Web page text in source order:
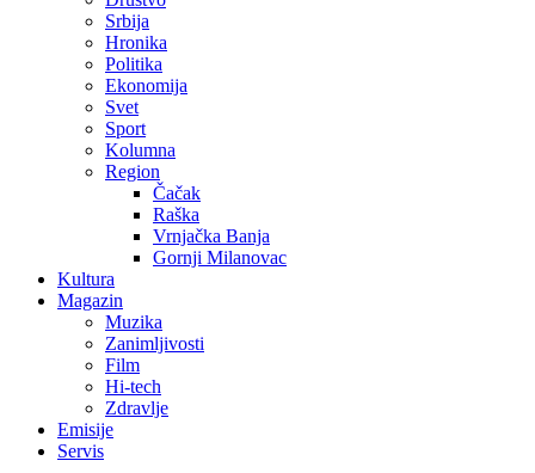
Srbija
Hronika
Politika
Ekonomija
Svet
Sport
Kolumna
Region
Čačak
Raška
Vrnjačka Banja
Gornji Milanovac
Kultura
Magazin
Muzika
Zanimljivosti
Film
Hi-tech
Zdravlje
Emisije
Servis